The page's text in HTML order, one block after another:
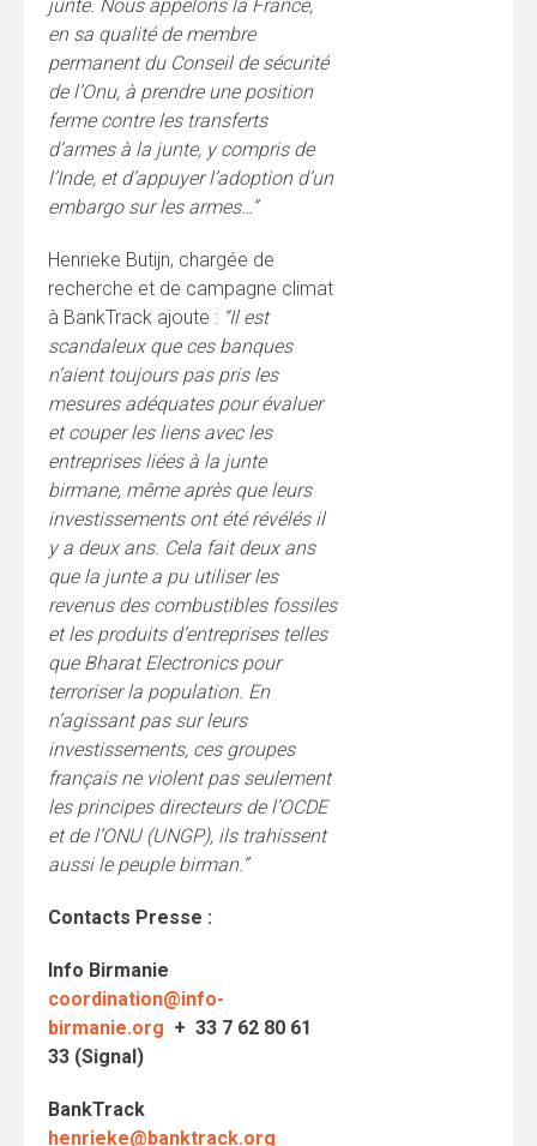
junte. Nous appelons la France,
en sa qualité de membre
permanent du Conseil de sécurité
de l’Onu, à prendre une position
ferme contre les transferts
d’armes à la junte, y compris de
l’Inde, et d’appuyer l’adoption d’un
embargo sur les armes…”
Henrieke Butijn, chargée de
recherche et de campagne climat
à BankTrack ajoute : “Il est
scandaleux que ces banques
n’aient toujours pas pris les
mesures adéquates pour évaluer
et couper les liens avec les
entreprises liées à la junte
birmane, même après que leurs
investissements ont été révélés il
y a deux ans. Cela fait deux ans
que la junte a pu utiliser les
revenus des combustibles fossiles
et les produits d’entreprises telles
que Bharat Electronics pour
terroriser la population. En
n’agissant pas sur leurs
investissements, ces groupes
français ne violent pas seulement
les principes directeurs de l’OCDE
et de l’ONU (UNGP), ils trahissent
aussi le peuple birman.”
Contacts Presse :
Info Birmanie
coordination@info-
birmanie.org + 33 7 62 80 61
33 (Signal)
BankTrack
henrieke@banktrack.org